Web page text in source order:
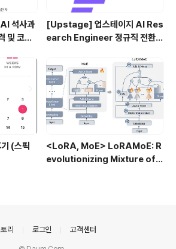
석사과
및 코딩
[Upstage] 업스테이지 AI Res
earch Engineer 정규직 전환
(스픽
<LoRA, MoE> LoRAMoE: R
evolutionizing Mixture of E
리 로그인 고객센터